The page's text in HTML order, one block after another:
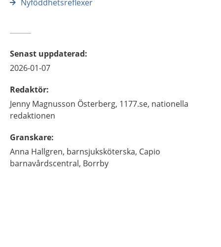
Nyföddhetsreflexer
Senast uppdaterad:
2026-01-07
Redaktör:
Jenny Magnusson Österberg, 1177.se, nationella
redaktionen
Granskare:
Anna Hallgren, barnsjuksköterska, Capio
barnavårdscentral, Borrby